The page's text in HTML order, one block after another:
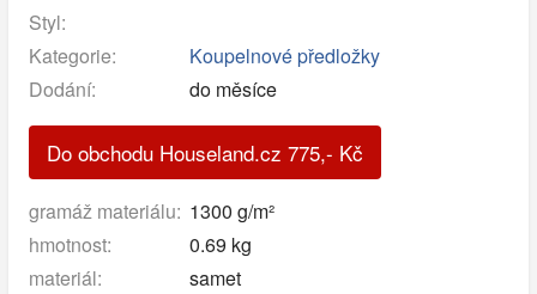
Styl:
Kategorie:
Koupelnové předložky
Dodání:
do měsíce
Do obchodu Houseland.cz 775,- Kč
gramáž materiálu: 1300 g/m²
hmotnost:
0.69 kg
materiál:
samet